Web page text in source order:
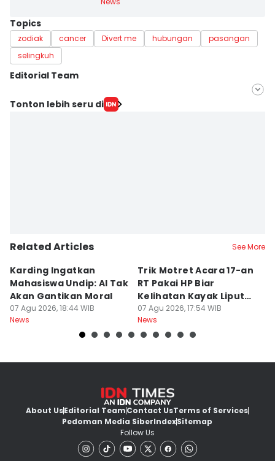
Topics
zodiak cancer Divert me hubungan
pasangan
selingkuh
Editorial Team
Editor
Tonton lebih seru di
Related Articles See More
Karding Ingatkan
Mahasiswa Undip: AI Tak
Akan Gantikan Moral
07 Agu 2026, 18:44 WIB
News
Trik Motret Acara 17-an
RT Pakai HP Biar
Kelihatan Kayak Liputan
Festival Nasional
07 Agu 2026, 17:54 WIB
News
About UsEditorial TeamContact UsTerms of Services
Pedoman Media SiberIndexSitemap
Follow Us